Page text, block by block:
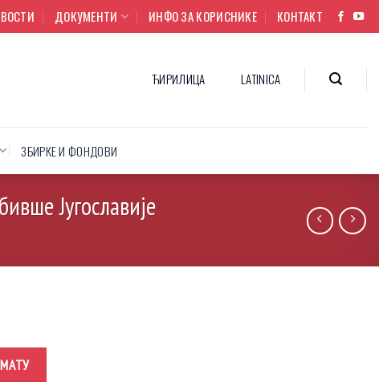
ДОКУМЕНТИ ИНФО ЗА КОРИСНИКЕ КОНТАКТ
ЋИРИЛИЦА LATINICA
ЗБИРКЕ И ФОНДОВИ
Југославије